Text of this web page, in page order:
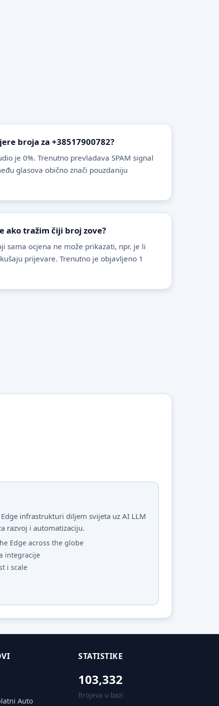
broja za +38517900782?
je 0%. Trenutno prevladava SPAM signal
glasova obično znači pouzdaniju
ako tražim čiji broj zove?
sama ocjena ne može prikazati, npr. je li
prijevare. Trenutno je objavljeno 1
infrastrukturi diljem svijeta uz AI LLM
razvoj i automatizaciju.
Edge across the globe
integracije
i scale
Auto
STATISTIKE
103,332
Brojeva u bazi